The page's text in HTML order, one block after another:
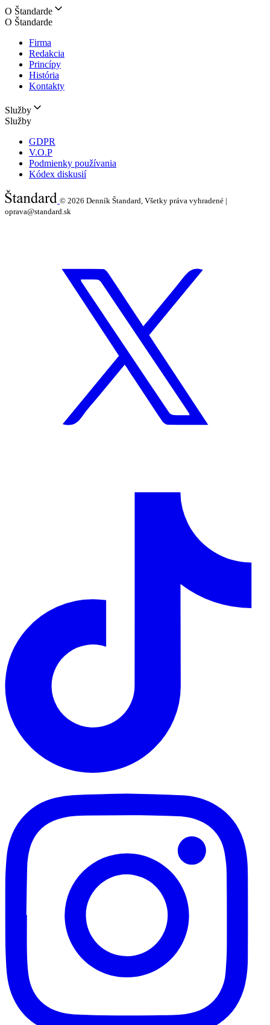
O Štandarde
O Štandarde
Firma
Redakcia
Princípy
História
Kontakty
Služby
Služby
GDPR
V.O.P
Podmienky používania
Kódex diskusií
© 2026 Denník Štandard, Všetky práva vyhradené |
oprava@standard.sk